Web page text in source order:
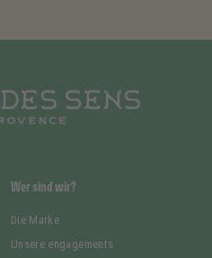
Wer sind wir?
Die Marke
Unsere engagements